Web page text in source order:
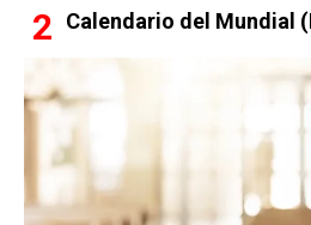
Calendario del Mundial